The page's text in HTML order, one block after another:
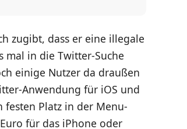
zugibt, dass er eine illegale
mal in die Twitter-Suche
einige Nutzer da draußen
Anwendung für iOS und
festen Platz in der Menu-
für das iPhone oder